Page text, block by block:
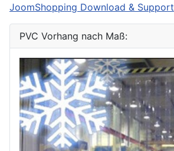
PVC Vorhang nach Maß:
JoomShopping Download & Support